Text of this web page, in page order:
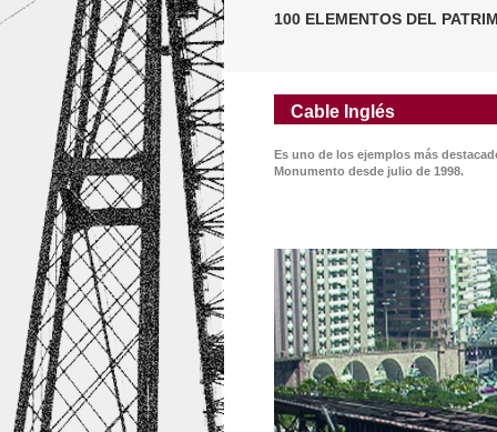
100 ELEMENTOS DEL
Cable Inglés
Es uno de los ejemplos más
Monumento desde julio de 1998.